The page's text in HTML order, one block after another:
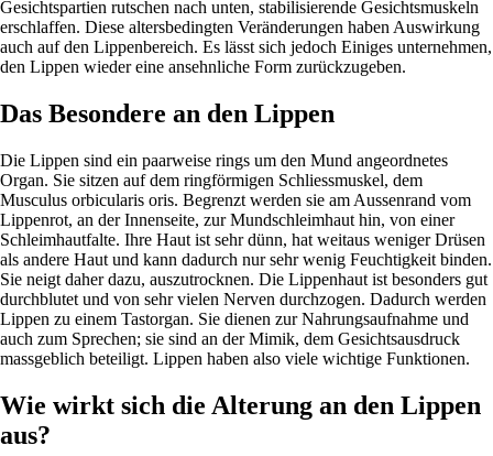
Gesichtspartien rutschen nach unten, stabilisierende Gesichtsmuskeln
erschlaffen. Diese altersbedingten Veränderungen haben Auswirkung
auch auf den Lippenbereich. Es lässt sich jedoch Einiges unternehmen,
den Lippen wieder eine ansehnliche Form zurückzugeben.
Das Besondere an den Lippen
Die Lippen sind ein paarweise rings um den Mund angeordnetes
Organ. Sie sitzen auf dem ringförmigen Schliessmuskel, dem
Musculus orbicularis oris. Begrenzt werden sie am Aussenrand vom
Lippenrot, an der Innenseite, zur Mundschleimhaut hin, von einer
Schleimhautfalte. Ihre Haut ist sehr dünn, hat weitaus weniger Drüsen
als andere Haut und kann dadurch nur sehr wenig Feuchtigkeit binden.
Sie neigt daher dazu, auszutrocknen. Die Lippenhaut ist besonders gut
durchblutet und von sehr vielen Nerven durchzogen. Dadurch werden
Lippen zu einem Tastorgan. Sie dienen zur Nahrungsaufnahme und
auch zum Sprechen; sie sind an der Mimik, dem Gesichtsausdruck
massgeblich beteiligt. Lippen haben also viele wichtige Funktionen.
Wie wirkt sich die Alterung an den Lippen
aus?